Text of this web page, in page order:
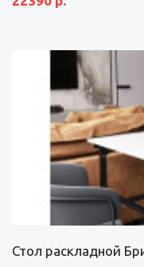
Стол раскладной